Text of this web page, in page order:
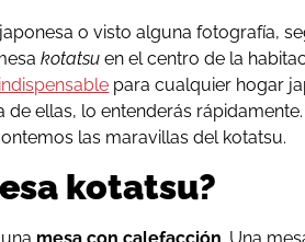
o visto alguna fotografía,
kotatsu en el centro de la
para cualquier hogar
de ellas, lo entenderás
las maravillas del kotatsu.
kotatsu?